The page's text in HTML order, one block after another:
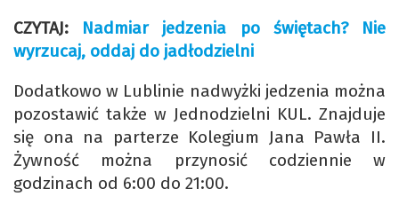
CZYTAJ: Nadmiar jedzenia po świętach? Nie
wyrzucaj, oddaj do jadłodzielni
Dodatkowo w Lublinie nadwyżki jedzenia można
pozostawić także w Jednodzielni KUL. Znajduje
się ona na parterze Kolegium Jana Pawła II.
Żywność można przynosić codziennie w
godzinach od 6:00 do 21:00.